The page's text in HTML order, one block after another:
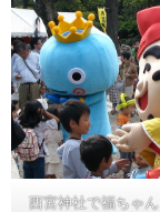
西宮神社で福ちゃ